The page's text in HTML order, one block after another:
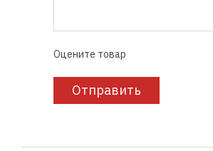
Оцените товар
Отправить